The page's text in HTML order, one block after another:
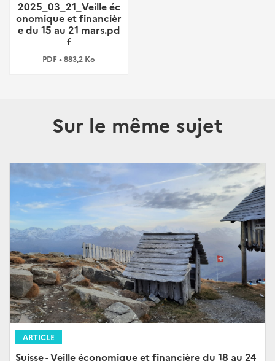
2025_03_21_Veille éc
onomique et financièr
e du 15 au 21 mars.pd
f
PDF • 883,2 Ko
Sur le même sujet
ARTICLE
Suisse - Veille économique et financière du 18 au 24